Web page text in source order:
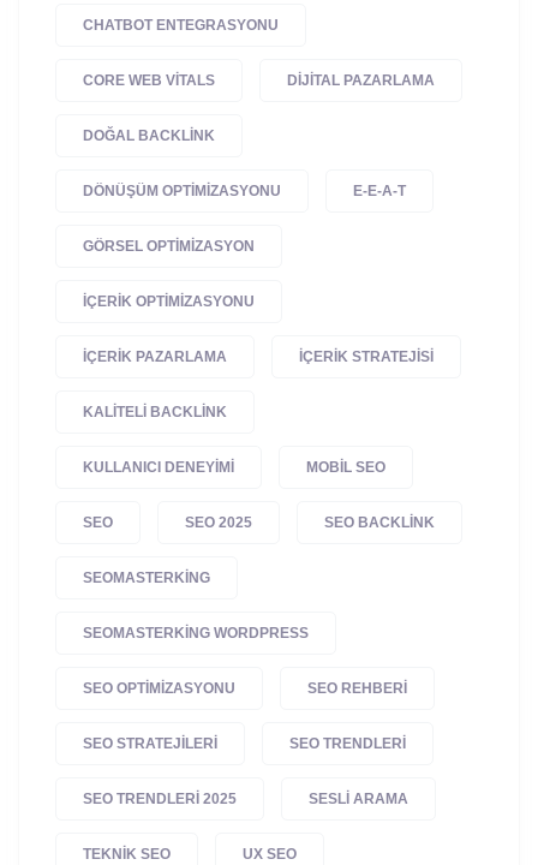
CHATBOT ENTEGRASYONU
CORE WEB VITALS DIJITAL PAZARLAMA
DOĞAL BACKLINK
DÖNÜŞÜM OPTIMIZASYONU E-E-A-T
GÖRSEL OPTIMIZASYON
IÇERIK OPTIMIZASYONU
IÇERIK PAZARLAMA IÇERIK STRATEJISI
KALITELI BACKLINK
KULLANICI DENEYIMI MOBIL SEO
SEO SEO 2025 SEO BACKLINK
SEOMASTERKING
SEOMASTERKING WORDPRESS
SEO OPTIMIZASYONU SEO REHBERI
SEO STRATEJILERI SEO TRENDLERI
SEO TRENDLERI 2025 SESLI ARAMA
TEKNIK SEO UX SEO